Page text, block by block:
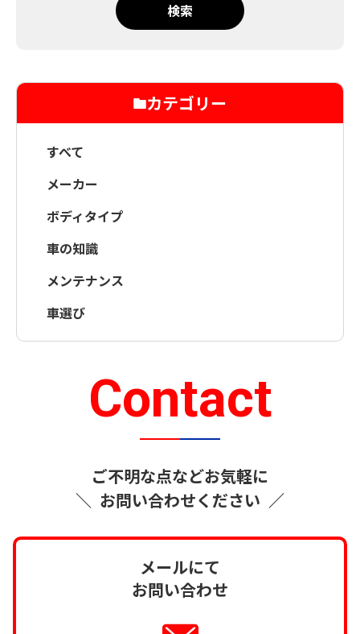
検索
カテゴリー
すべて
メーカー
ボディタイプ
車の知識
メンテナンス
車選び
Contact
＼
ご不明な点などお気軽に
お問い合わせください ／
メールにて
お問い合わせ